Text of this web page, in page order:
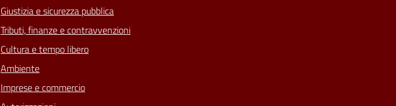
Giustizia e sicurezza pubblica
Tributi, finanze e contravvenzioni
Cultura e tempo libero
Ambiente
Imprese e commercio